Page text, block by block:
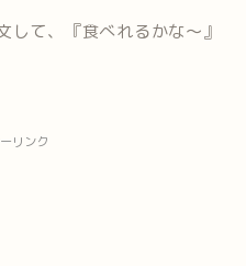
して、『食べれるかな～』
リンク